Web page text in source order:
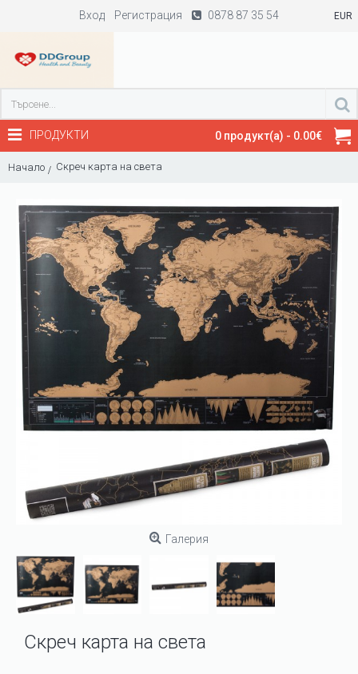
Вход Регистрация 0878 87 35 54 EUR
0 продукт(а) - 0.00€
ПРОДУКТИ
Начало Скреч карта на света
Галерия
Скреч карта на света